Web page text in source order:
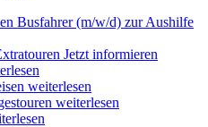
Busfahrer (m/w/d) zur Aushilfe
Jetzt informieren
weiterlesen
weiterlesen